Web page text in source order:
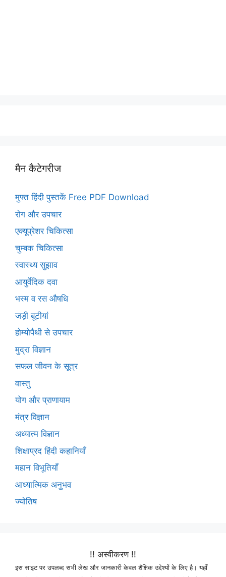
मैन कैटेगरीज
मुफ्त हिंदी पुस्तकें Free PDF Download
रोग और उपचार
एक्यूप्रेशर चिकित्सा
चुम्बक चिकित्सा
स्वास्थ्य सुझाव
आयुर्वेदिक दवा
भस्म व रस औषधि
जड़ी बूटीयां
होम्योपैथी से उपचार
मुद्रा विज्ञान
सफल जीवन के सूत्र
वास्तु
योग और प्राणायाम
मंत्र विज्ञान
अध्यात्म विज्ञान
शिक्षाप्रद हिंदी कहानियाँ
महान विभूतियाँ
आध्यात्मिक अनुभव
ज्योतिष
!! अस्वीकरण !!
इस साइट पर उपलब्द सभी लेख और जानकारी केवल शैक्षिक उद्देश्यों के लिए है। यहाँ